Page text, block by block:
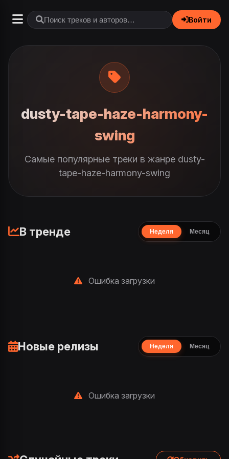
Войти
dusty-tape-haze-harmony-
swing
Самые популярные треки в жанре dusty-
tape-haze-harmony-swing
В тренде Неделя Месяц
Ошибка загрузки
Новые релизы Неделя Месяц
Ошибка загрузки